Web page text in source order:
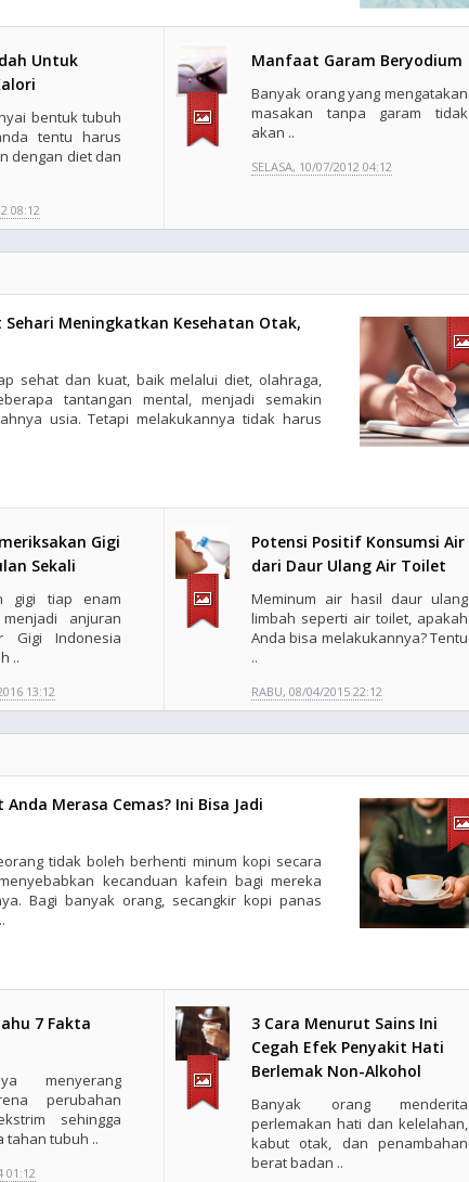
Untuk
bentuk tubuh
tentu harus
dengan diet dan
08:12
Manfaat Garam Beryodium
Banyak orang yang mengatakan
masakan tanpa garam tidak
akan ..
SELASA, 10/07/2012 04:12
Meningkatkan Kesehatan Otak,
sehat dan kuat, baik melalui diet, olahraga,
tantangan mental, menjadi semakin
usia. Tetapi melakukannya tidak harus
Gigi
Sekali
gigi tiap enam
anjuran
Gigi Indonesia
..
13:12
Potensi Positif Konsumsi Air
dari Daur Ulang Air Toilet
Meminum air hasil daur ulang
limbah seperti air toilet, apakah
Anda bisa melakukannya? Tentu
..
RABU, 08/04/2015 22:12
Merasa Cemas? Ini Bisa Jadi
tidak boleh berhenti minum kopi secara
kecanduan kafein bagi mereka
Bagi banyak orang, secangkir kopi panas
7 Fakta
menyerang
perubahan
sehingga
tahan tubuh ..
01:12
3 Cara Menurut Sains Ini
Cegah Efek Penyakit Hati
Berlemak Non-Alkohol
Banyak orang menderita
perlemakan hati dan kelelahan,
kabut otak, dan penambahan
berat badan ..